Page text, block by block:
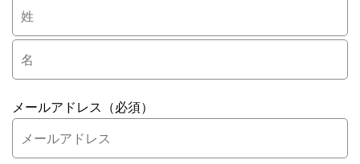
メールアドレス（必須）